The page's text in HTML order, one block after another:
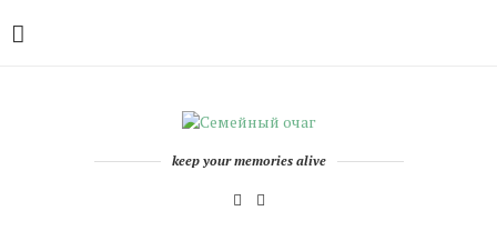
keep your memories alive